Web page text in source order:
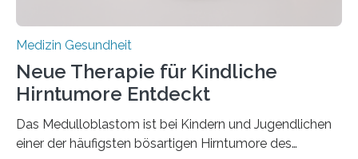
Medizin Gesundheit
Neue Therapie für Kindliche
Hirntumore Entdeckt
Das Medulloblastom ist bei Kindern und Jugendlichen
einer der häufigsten bösartigen Hirntumore des